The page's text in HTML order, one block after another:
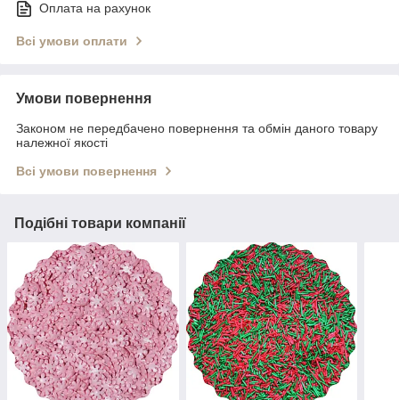
Оплата на рахунок
Всі умови оплати
Умови повернення
Законом не передбачено повернення та обмін даного товару
належної якості
Всі умови повернення
Подібні товари компанії